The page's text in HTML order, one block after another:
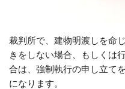
裁判所で、建物明渡しを命
きをしない場合、もしくは
合は、強制執行の申し立て
になります。